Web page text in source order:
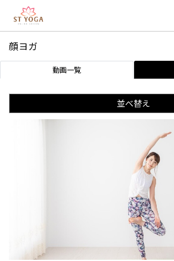
顔ヨガ
動画一覧
並べ替え